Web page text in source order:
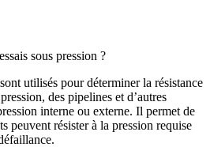
sous pression ?
utilisés pour déterminer la résistance
des pipelines et d’autres
interne ou externe. Il permet de
peuvent résister à la pression requise